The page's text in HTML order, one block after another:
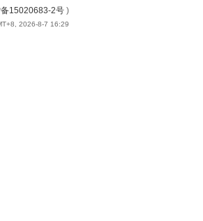
15020683-2号 )
2026-8-7 16:29